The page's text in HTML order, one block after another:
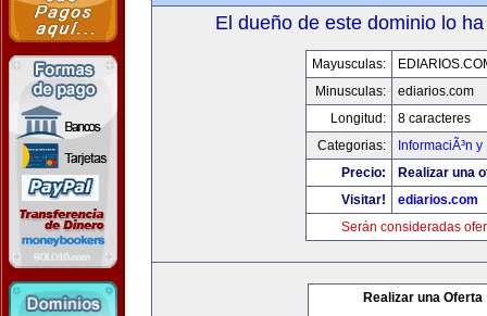
El dueño de este dominio lo
Mayusculas:
Minusculas:
ediarios.com
Longitud:
8 caracteres
Categorias:
InformaciÃ³n
Precio:
Realizar una
Visitar!
ediarios.com
Serán consideradas
Realizar una Oferta